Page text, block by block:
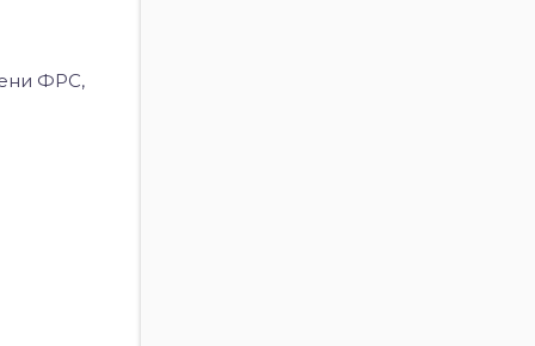
ФРС,